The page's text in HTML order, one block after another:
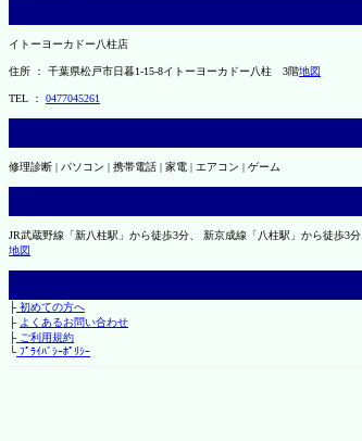
イトーヨーカドー八柱店
住所 ： 千葉県松戸市日暮1-15-8イトーヨーカドー八柱 3階地図
TEL ： 0477045261
修理診断 | パソコン | 携帯電話 | 家電 | エアコン | ゲーム
JR武蔵野線「新八柱駅」から徒歩3分、 新京成線「八柱駅」から徒歩3分
地図
├初めての方へ
├ よくあるお問い合わせ
├ご利用規約
└ﾌﾟﾗｲﾊﾞｼｰﾎﾟﾘｼｰ